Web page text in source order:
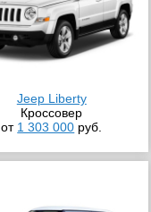
Jeep Liberty
Кроссовер
от 1 303 000 руб.